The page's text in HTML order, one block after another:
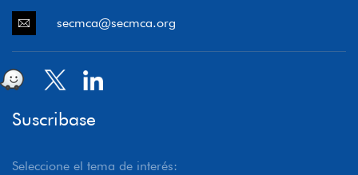
secmca@secmca.org
Suscribase
Seleccione el tema de interés: